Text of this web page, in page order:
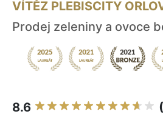
VÍTĚZ PLEBISCITY
Prodej zeleniny a ovoce
8.6